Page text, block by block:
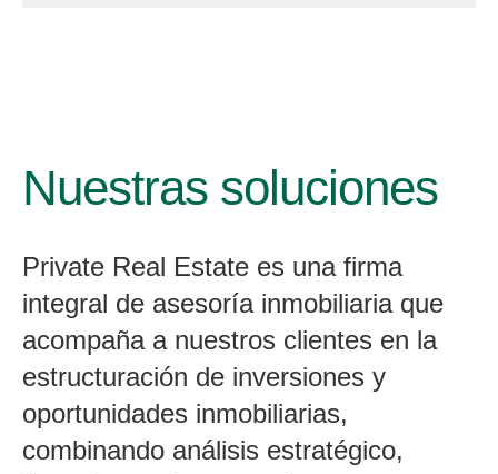
Nuestras soluciones
Private Real Estate es una firma
integral de asesoría inmobiliaria que
acompaña a nuestros clientes en la
estructuración de inversiones y
oportunidades inmobiliarias,
combinando análisis estratégico,